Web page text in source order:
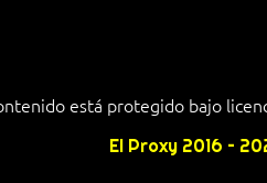
está protegido bajo
El Proxy 2016 –